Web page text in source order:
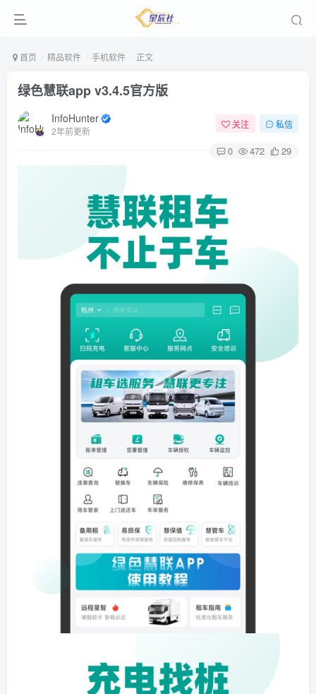
首页 精品软件 手机软件 正文
绿色慧联app v3.4.5官方版
InfoHunter
2年前更新
关注 私信
0 472 29